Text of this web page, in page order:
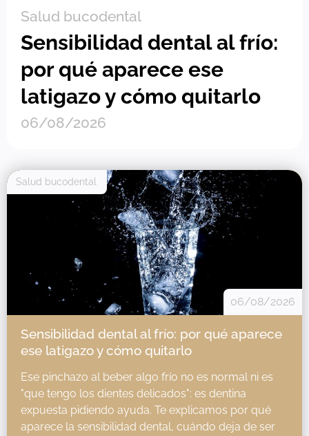
Salud bucodental
Sensibilidad dental al frío:
por qué aparece ese
latigazo y cómo quitarlo
06/08/2026
Salud bucodental
06/08/2026
Sensibilidad dental al frío: por qué aparece
ese latigazo y cómo quitarlo
Ese pinchazo al beber algo frío no es normal ni es
"que tengo los dientes delicados": es dentina
expuesta pidiendo ayuda. Te explicamos por qué
aparece la sensibilidad dental, cuándo deja de ser